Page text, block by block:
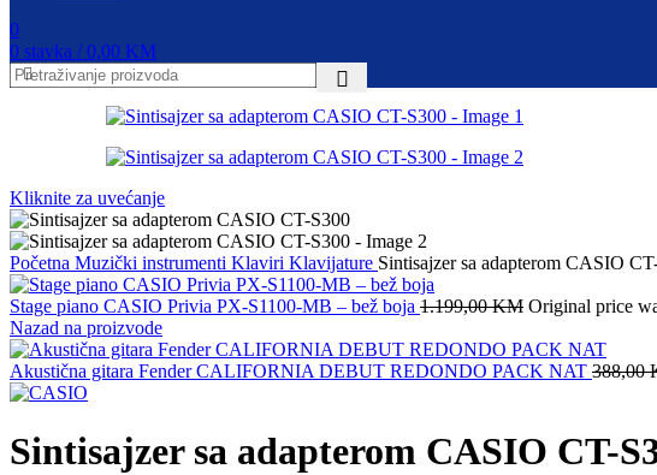
0
0 stavka / 0,00 KM
Kliknite za uvećanje
Početna Muzički instrumenti Klaviri Klavijature Sintisajzer sa adapterom CASIO
Stage piano CASIO Privia PX-S1100-MB – bež boja 1.199,00KM Original price
Nazad na proizvode
Akustična gitara Fender CALIFORNIA DEBUT REDONDO PACK NAT 388,00
Sintisajzer sa adapterom CASIO CT-